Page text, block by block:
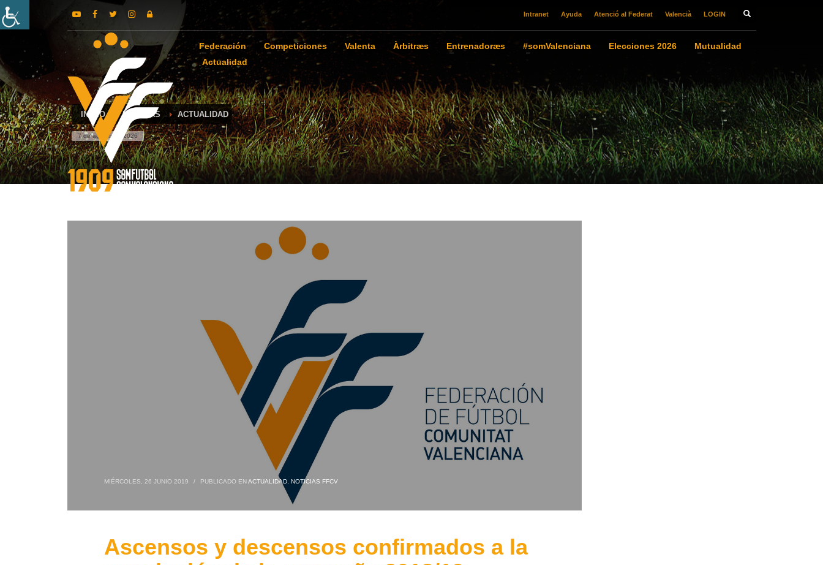
Intranet Ayuda Atenció al Federat Valencià LOGIN
Federación Competiciones Valenta Àrbitræs Entrenadoræs #somValenciana Elecciones 2026
Mutualidad
Actualidad
INICIO NOTICIAS ACTUALIDAD
7 de agosto de 2026
MIÉRCOLES, 26 JUNIO 2019 / PUBLICADO ENACTUALIDAD, NOTICIAS FFCV
Ascensos y descensos confirmados a la